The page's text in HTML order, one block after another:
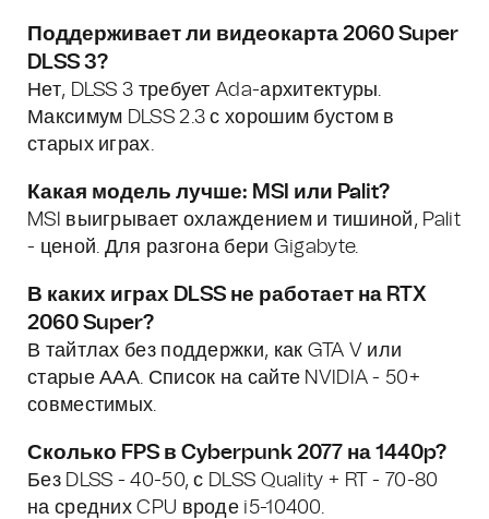
Поддерживает ли видеокарта 2060 Super
DLSS 3?
Нет, DLSS 3 требует Ada-архитектуры.
Максимум DLSS 2.3 с хорошим бустом в
старых играх.
Какая модель лучше: MSI или Palit?
MSI выигрывает охлаждением и тишиной, Palit
- ценой. Для разгона бери Gigabyte.
В каких играх DLSS не работает на RTX
2060 Super?
В тайтлах без поддержки, как GTA V или
старые ААА. Список на сайте NVIDIA - 50+
совместимых.
Сколько FPS в Cyberpunk 2077 на 1440p?
Без DLSS - 40-50, с DLSS Quality + RT - 70-80
на средних CPU вроде i5-10400.